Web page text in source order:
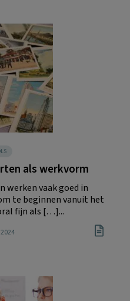
als werkvorm
werken vaak goed in
te beginnen vanuit het
fijn als […]...